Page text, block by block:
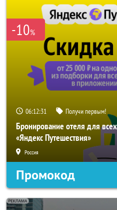
-10%
06:12:29 Получи первым!
Бронирование отеля для
«Яндекс Путешествия»
Россия
Промокод